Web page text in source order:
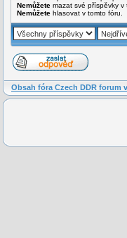
Nemůžete mazat své příspěvky v
Nemůžete hlasovat v tomto fóru.
Obsah fóra Czech DDR forum